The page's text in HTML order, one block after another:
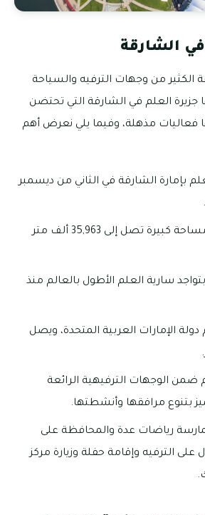
في الشارقة
الكثير من وجهات الترفيه والسياحة
جزيرة العلم في الشارقة التي تحتضن
فعاليات مذهلة، وفيما يلي نعرض أهم
بإمارة الشارقة في الثاني من ديسمبر
تمتد الجزيرة على مساحة كبيرة تصل إلى 35,963 ألف متر
سارية العلم الأطول بالعالم منذ
الإمارات العربية المتحدة، ويصل
ضمن الوجهات الترفيهية الرائعة
بتنوع مرافقها وأنشطتها.
رياضات عدة والمحافظة على
على الترفيه وإقامة حفلة وزيارة مركز